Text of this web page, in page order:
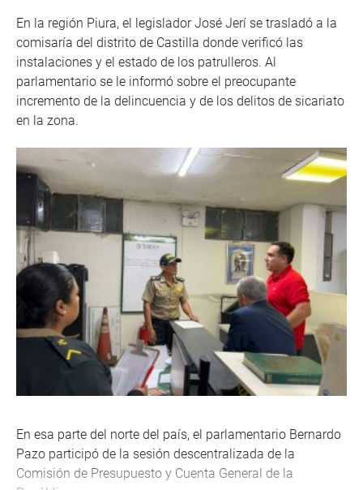
En la región Piura, el legislador José Jerí se trasladó a la
comisaría del distrito de Castilla donde verificó las
instalaciones y el estado de los patrulleros. Al
parlamentario se le informó sobre el preocupante
incremento de la delincuencia y de los delitos de sicariato
en la zona.
En esa parte del norte del país, el parlamentario Bernardo
Pazo participó de la sesión descentralizada de la
Comisión de Presupuesto y Cuenta General de la